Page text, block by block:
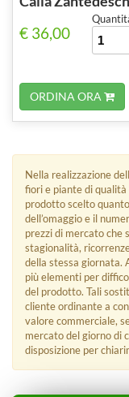
€ 36,00
ORDINA ORA
Nella realizzazione
fiori e piante di
prodotto scelto
dell’omaggio e il
prezzi di mercato che
stagionalità,
della stessa giornata.
più elementi per
del prodotto. Tali
cliente ordinante a
valore commerciale,
mercato del giorno di
disposizione per